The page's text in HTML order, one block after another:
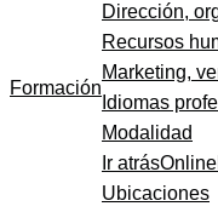
Formación
Dirección,
Recursos
Marketing,
Idiomas
Modalidad
Ir atrásOnline
Ubicaciones